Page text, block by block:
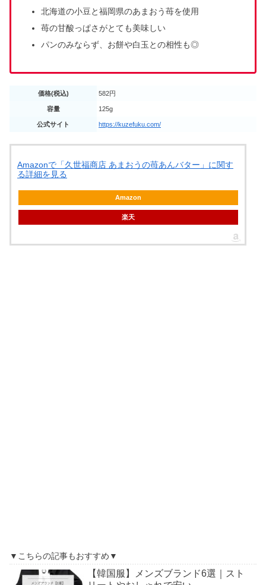
北海道の小豆と福岡県のあまおう苺を使用
苺の甘酸っぱさがとても美味しい
パンのみならず、お餅や白玉との相性も◎
価格(税込) 582円
容量 125g
公式サイト https://kuzefuku.com/
Amazonで「久世福商店 あまおうの苺あんバター」に関す
る詳細を見る
Amazon
楽天
▼こちらの記事もおすすめ▼
【韓国服】メンズブランド6選｜スト